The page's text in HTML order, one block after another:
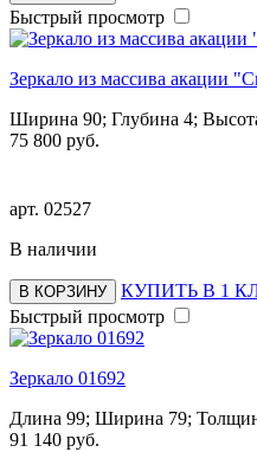
Быстрый просмотр
Зеркало из массива акации
Ширина 90; Глубина 4;
75 800 руб.
арт. 02527
В наличии
В КОРЗИНУ
КУПИТЬ В 1
Быстрый просмотр
Зеркало 01692
Длина 99; Ширина 79;
91 140 руб.